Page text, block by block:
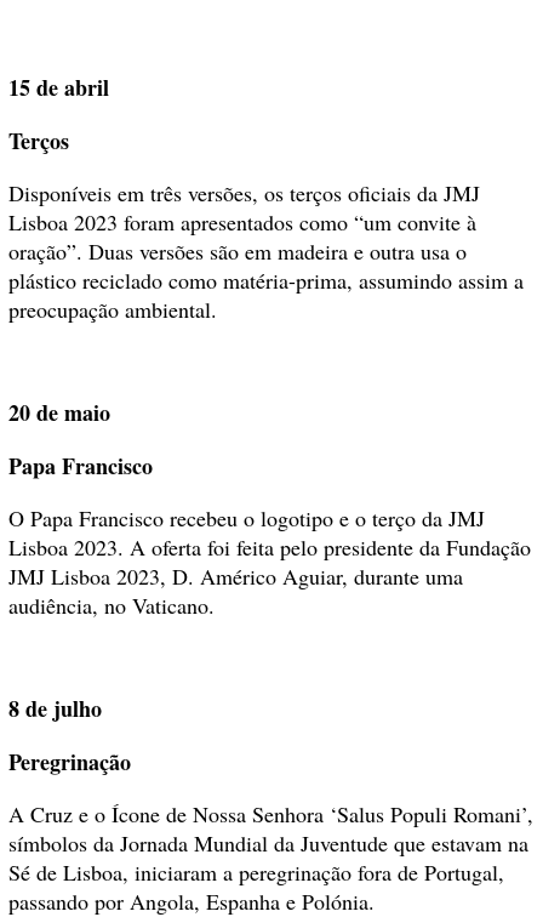
15 de abril
Terços
Disponíveis em três versões, os terços oficiais da JMJ
Lisboa 2023 foram apresentados como “um convite à
oração”. Duas versões são em madeira e outra usa o
plástico reciclado como matéria-prima, assumindo assim a
preocupação ambiental.
20 de maio
Papa Francisco
O Papa Francisco recebeu o logotipo e o terço da JMJ
Lisboa 2023. A oferta foi feita pelo presidente da Fundação
JMJ Lisboa 2023, D. Américo Aguiar, durante uma
audiência, no Vaticano.
8 de julho
Peregrinação
A Cruz e o Ícone de Nossa Senhora ‘Salus Populi Romani’,
símbolos da Jornada Mundial da Juventude que estavam na
Sé de Lisboa, iniciaram a peregrinação fora de Portugal,
passando por Angola, Espanha e Polónia.